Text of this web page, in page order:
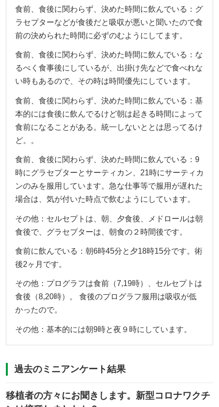
食前、食後に関わらず、決めた時間に飲んでいる：グ
ラセプターなどが食後だと吸収が悪いと聞いたので食
前の決められた時間に必ずのむようにしてます。
食前、食後に関わらず、決めた時間に飲んでいる：な
るべく食事後にしているが、出掛け先などで食べれな
い時もあるので、その時は時間優先にしています。
食前、食後に関わらず、決めた時間に飲んでいる：基
本的には食後に飲んでるけど朝は起きる時間によって
食前になることがある。統一しないととは思ってるけ
ど。。
食前、食後に関わらず、決めた時間に飲んでいる：9
時にグラセプターとサーティカン、21時にサーティカ
ンのみを服用しています。急な仕事等で服用が遅れた
場合は、気が付いた時点で飲むようにしています。
その他：セルセプトは、朝、夕食後、メドロールは朝
食後で、グラセプターは、朝食の２時間後です。
食前に飲んでいる：朝6時45分と夕18時15分です。術
後2ヶ月です。
その他：プログラフは食前（7,19時）、セルセプトは
食後（8,20時）。 食後のプログラフ服用は吸収が低
かったので。
その他：基本的には朝9時と夜９時にしています。
過去のミニアンケート結果
移植者の方々にお聞きします。新型コロナワクチ